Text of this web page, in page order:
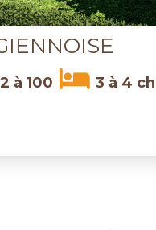
à 100
3 à 4